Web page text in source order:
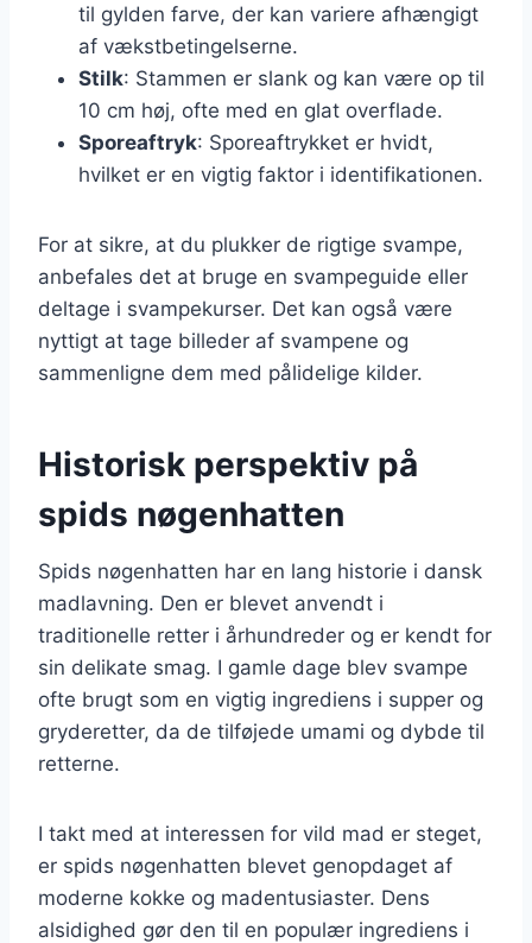
til gylden farve, der kan variere afhængigt
af vækstbetingelserne.
Stilk: Stammen er slank og kan være op til
10 cm høj, ofte med en glat overflade.
Sporeaftryk: Sporeaftrykket er hvidt,
hvilket er en vigtig faktor i identifikationen.
For at sikre, at du plukker de rigtige svampe,
anbefales det at bruge en svampeguide eller
deltage i svampekurser. Det kan også være
nyttigt at tage billeder af svampene og
sammenligne dem med pålidelige kilder.
Historisk perspektiv på
spids nøgenhatten
Spids nøgenhatten har en lang historie i dansk
madlavning. Den er blevet anvendt i
traditionelle retter i århundreder og er kendt for
sin delikate smag. I gamle dage blev svampe
ofte brugt som en vigtig ingrediens i supper og
gryderetter, da de tilføjede umami og dybde til
retterne.
I takt med at interessen for vild mad er steget,
er spids nøgenhatten blevet genopdaget af
moderne kokke og madentusiaster. Dens
alsidighed gør den til en populær ingrediens i